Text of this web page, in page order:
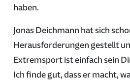
haben.
Jonas Deichmann hat sich
Herausforderungen gestellt
Extremsport ist einfach sein
Ich finde gut, dass er macht,